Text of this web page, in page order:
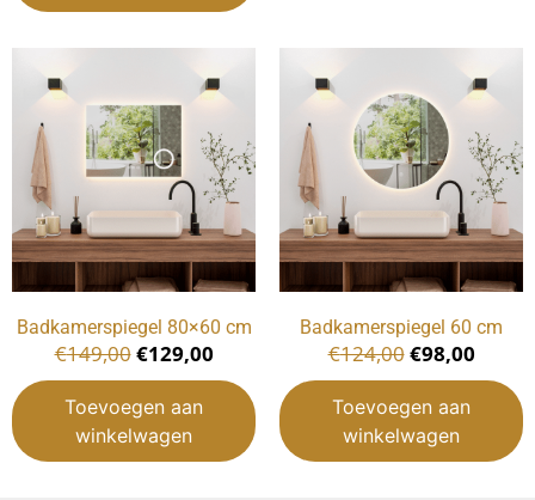
Badkamerspiegel 80×60 cm
€149,00€129,00
Toevoegen aan
winkelwagen
Badkamerspiegel 60 cm
€124,00€98,00
Toevoegen aan
winkelwagen